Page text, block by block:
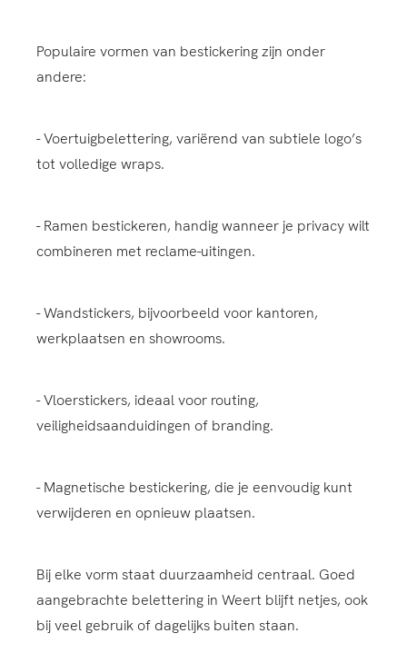
Populaire vormen van bestickering zijn onder
andere:
- Voertuigbelettering, variërend van subtiele logo’s
tot volledige wraps.
- Ramen bestickeren, handig wanneer je privacy wilt
combineren met reclame-uitingen.
- Wandstickers, bijvoorbeeld voor kantoren,
werkplaatsen en showrooms.
- Vloerstickers, ideaal voor routing,
veiligheidsaanduidingen of branding.
- Magnetische bestickering, die je eenvoudig kunt
verwijderen en opnieuw plaatsen.
Bij elke vorm staat duurzaamheid centraal. Goed
aangebrachte belettering in Weert blijft netjes, ook
bij veel gebruik of dagelijks buiten staan.